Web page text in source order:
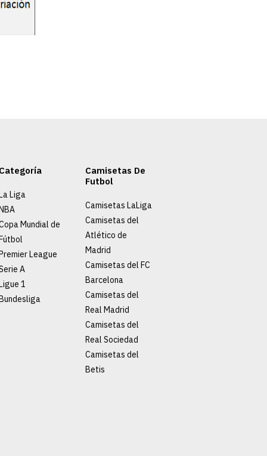
Liga
Mundial de
League
A
1
Camisetas De
Futbol
Camisetas LaLiga
Camisetas del
Atlético de
Madrid
Camisetas del FC
Barcelona
Camisetas del
Real Madrid
Camisetas del
Real Sociedad
Camisetas del
Betis